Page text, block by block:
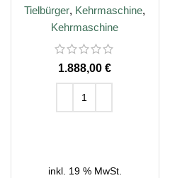
Tielbürger, Kehrmaschine,
Kehrmaschine
€
inkl. 19 % MwSt.